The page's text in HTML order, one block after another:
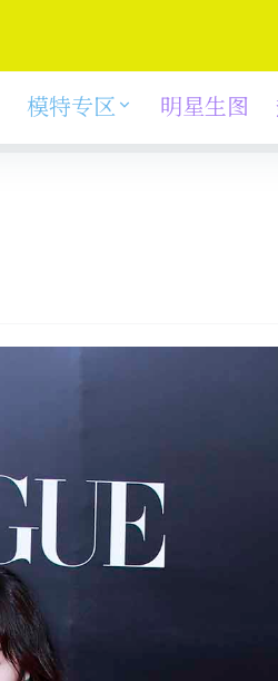
模特专区 明星生图